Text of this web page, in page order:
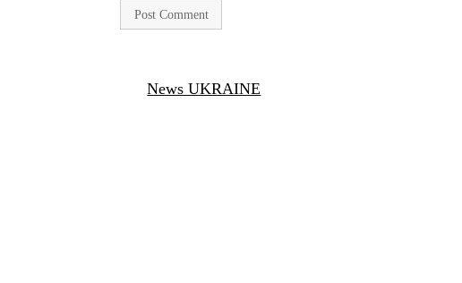
News UKRAINE